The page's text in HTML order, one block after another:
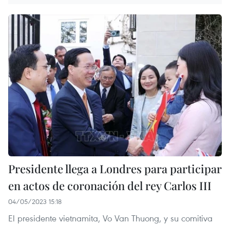
Presidente llega a Londres para participar
en actos de coronación del rey Carlos III
04/05/2023 15:18
El presidente vietnamita, Vo Van Thuong, y su comitiva